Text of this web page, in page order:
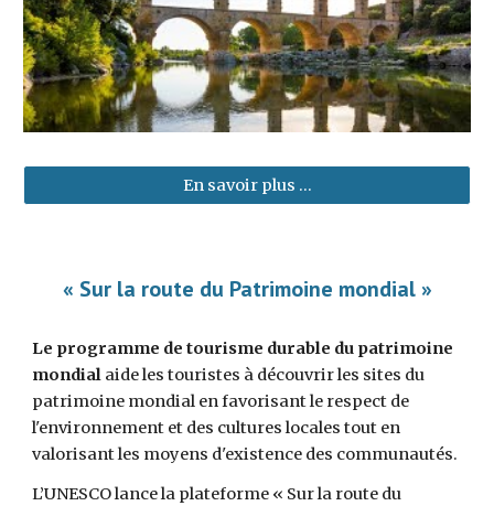
En savoir plus ...
« Sur la route du Patrimoine mondial »
Le programme de tourisme durable du patrimoine
mondial aide les touristes à découvrir les sites du
patrimoine mondial en favorisant le respect de
l'environnement et des cultures locales tout en
valorisant les moyens d'existence des communautés.
L’UNESCO lance la plateforme « Sur la route du